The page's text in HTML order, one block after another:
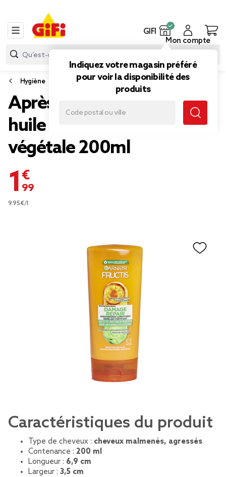
GIFI
Indiquez votre magasin préféré
pour voir la disponibilité des
produits
Mon compte
Hygiène
Après-shampoing Fructis
huile d'Amla et kératine
végétale 200ml
1,99 €
9.95€/l
Caractéristiques du produit
Type de cheveux : cheveux malmenés, agressés
Contenance : 200 ml
Longueur : 6,9 cm
Largeur : 3,5 cm